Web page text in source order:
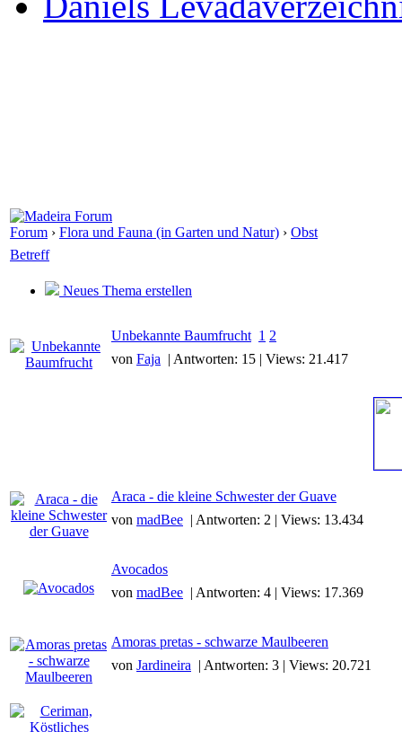
Forum › Flora und Fauna (in Garten und Natur) › Obst
Betreff
Neues Thema erstellen
Unbekannte Baumfrucht 1 2
von Faja | Antworten: 15 | Views: 21.417
Araca - die kleine Schwester der Guave
von madBee | Antworten: 2 | Views: 13.434
Avocados
von madBee | Antworten: 4 | Views: 17.369
Amoras pretas - schwarze Maulbeeren
von Jardineira | Antworten: 3 | Views: 20.721